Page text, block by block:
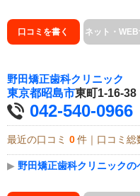
口コミを書く ネット・
野田矯正歯科クリニック
東京都昭島市東町1-16-38
042-540-0966
最近の口コミ 0 件｜口コミ総
▶ 野田矯正歯科クリニックの